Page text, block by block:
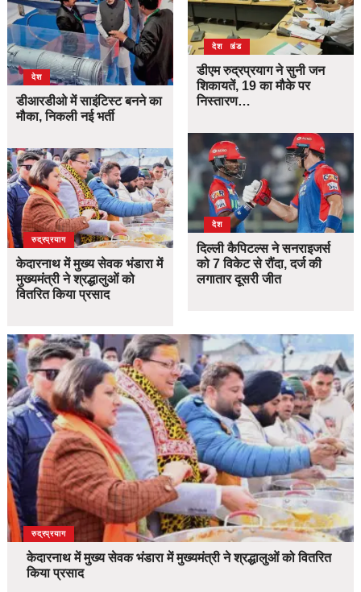
देश
डीआरडीओ में साइंटिस्ट बनने का
मौका, निकली नई भर्ती
उत्तराखंड
देश
रुद्रप्रयाग
केदारनाथ में मुख्य सेवक भंडारा में
मुख्यमंत्री ने श्रद्धालुओं को
वितरित किया प्रसाद
उत्तराखंड
देश
डीएम रुद्रप्रयाग ने सुनी जन
शिकायतें, 19 का मौके पर
निस्तारण…
देश
दिल्ली कैपिटल्स ने सनराइजर्स
को 7 विकेट से रौंदा, दर्ज की
लगातार दूसरी जीत
उत्तराखंड
देश
रुद्रप्रयाग
केदारनाथ में मुख्य सेवक भंडारा में मुख्यमंत्री ने श्रद्धालुओं को वितरित
किया प्रसाद